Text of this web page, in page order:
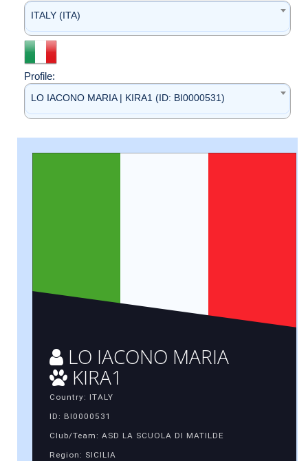
ITALY (ITA)
Profile:
LO IACONO MARIA | KIRA1 (ID: BI0000531)
LO IACONO MARIA
KIRA1
Country: ITALY
ID: BI0000531
Club/Team: ASD LA SCUOLA DI MATILDE
Region: SICILIA